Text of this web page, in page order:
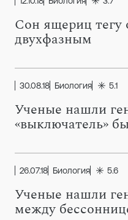
Сон ящериц тегу
двухфазным
30.08.18 Биология 5.1
Ученые нашли
«выключатель»
26.07.18 Биология 5.6
Ученые нашли
между